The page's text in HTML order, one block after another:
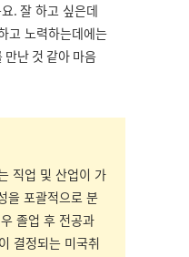
. 잘 하고 싶은데
고 노력하는데에는
만난 것 같아 마음
직업 및 산업이 가
을 포괄적으로 분
졸업 후 전공과
결정되는 미국취